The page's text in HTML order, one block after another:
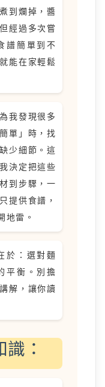
到爛掉，醬
經過多次嘗
譜簡單到不
能在家輕鬆
我發現很多
單」時，找
少細節。這
決定把這些
到步驟，一
提供食譜，
地雷。
於：選對麵
平衡。別擔
解，讓你讀
：